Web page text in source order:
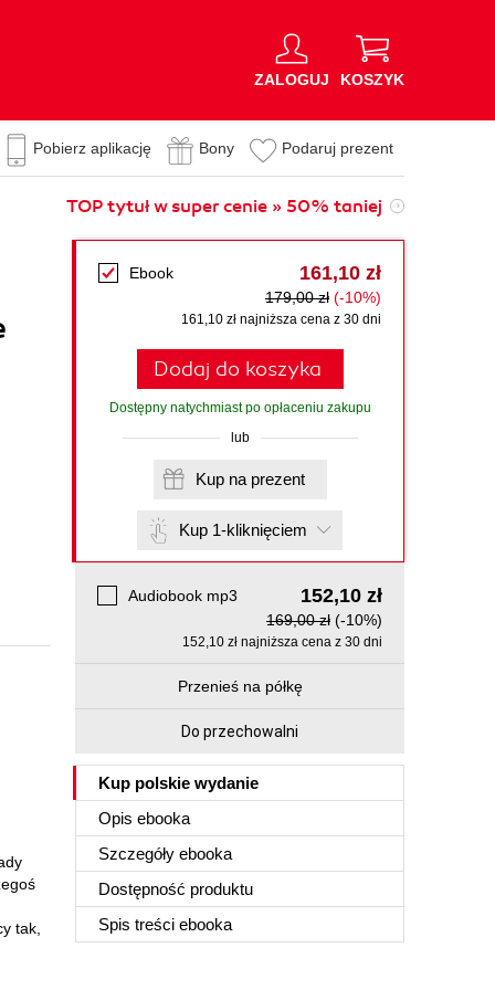
ZALOGUJ KOSZYK
Pobierz aplikację Bony Podaruj prezent
TOP tytuł w super cenie » 50% taniej
Ebook 161,10 zł
179,00 zł (-10%)
161,10 zł najniższa cena z 30 dni
Dodaj do koszyka
Dostępny natychmiast po opłaceniu zakupu
lub
Kup na prezent
Kup 1-kliknięciem
Audiobook mp3 152,10 zł
169,00 zł (-10%)
152,10 zł najniższa cena z 30 dni
Przenieś na półkę
Do przechowalni
Kup polskie wydanie
Opis ebooka
Szczegóły ebooka
Dostępność produktu
Spis treści ebooka
tak,